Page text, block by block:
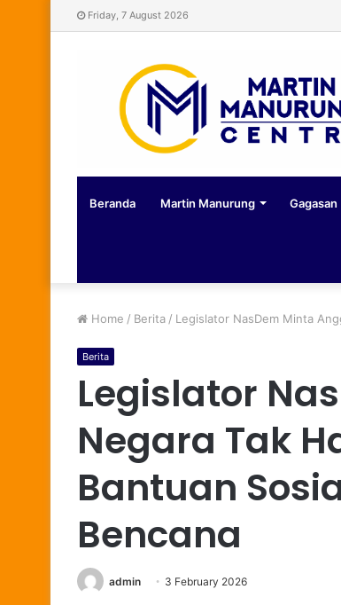
Friday, 7 August 2026
Beranda Martin Manurung Gagasan
Home / Berita / Legislator NasDem Minta
Berita
Legislator
Negara Tak
Bantuan
Bencana
admin 3 February 2026